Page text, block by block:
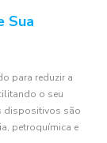
Sua
para reduzir a
o seu
dispositivos são
petroquímica e